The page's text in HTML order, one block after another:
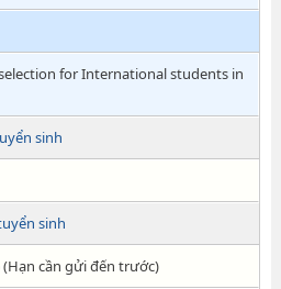
for International students in
sinh
sinh
cần gửi đến trước)